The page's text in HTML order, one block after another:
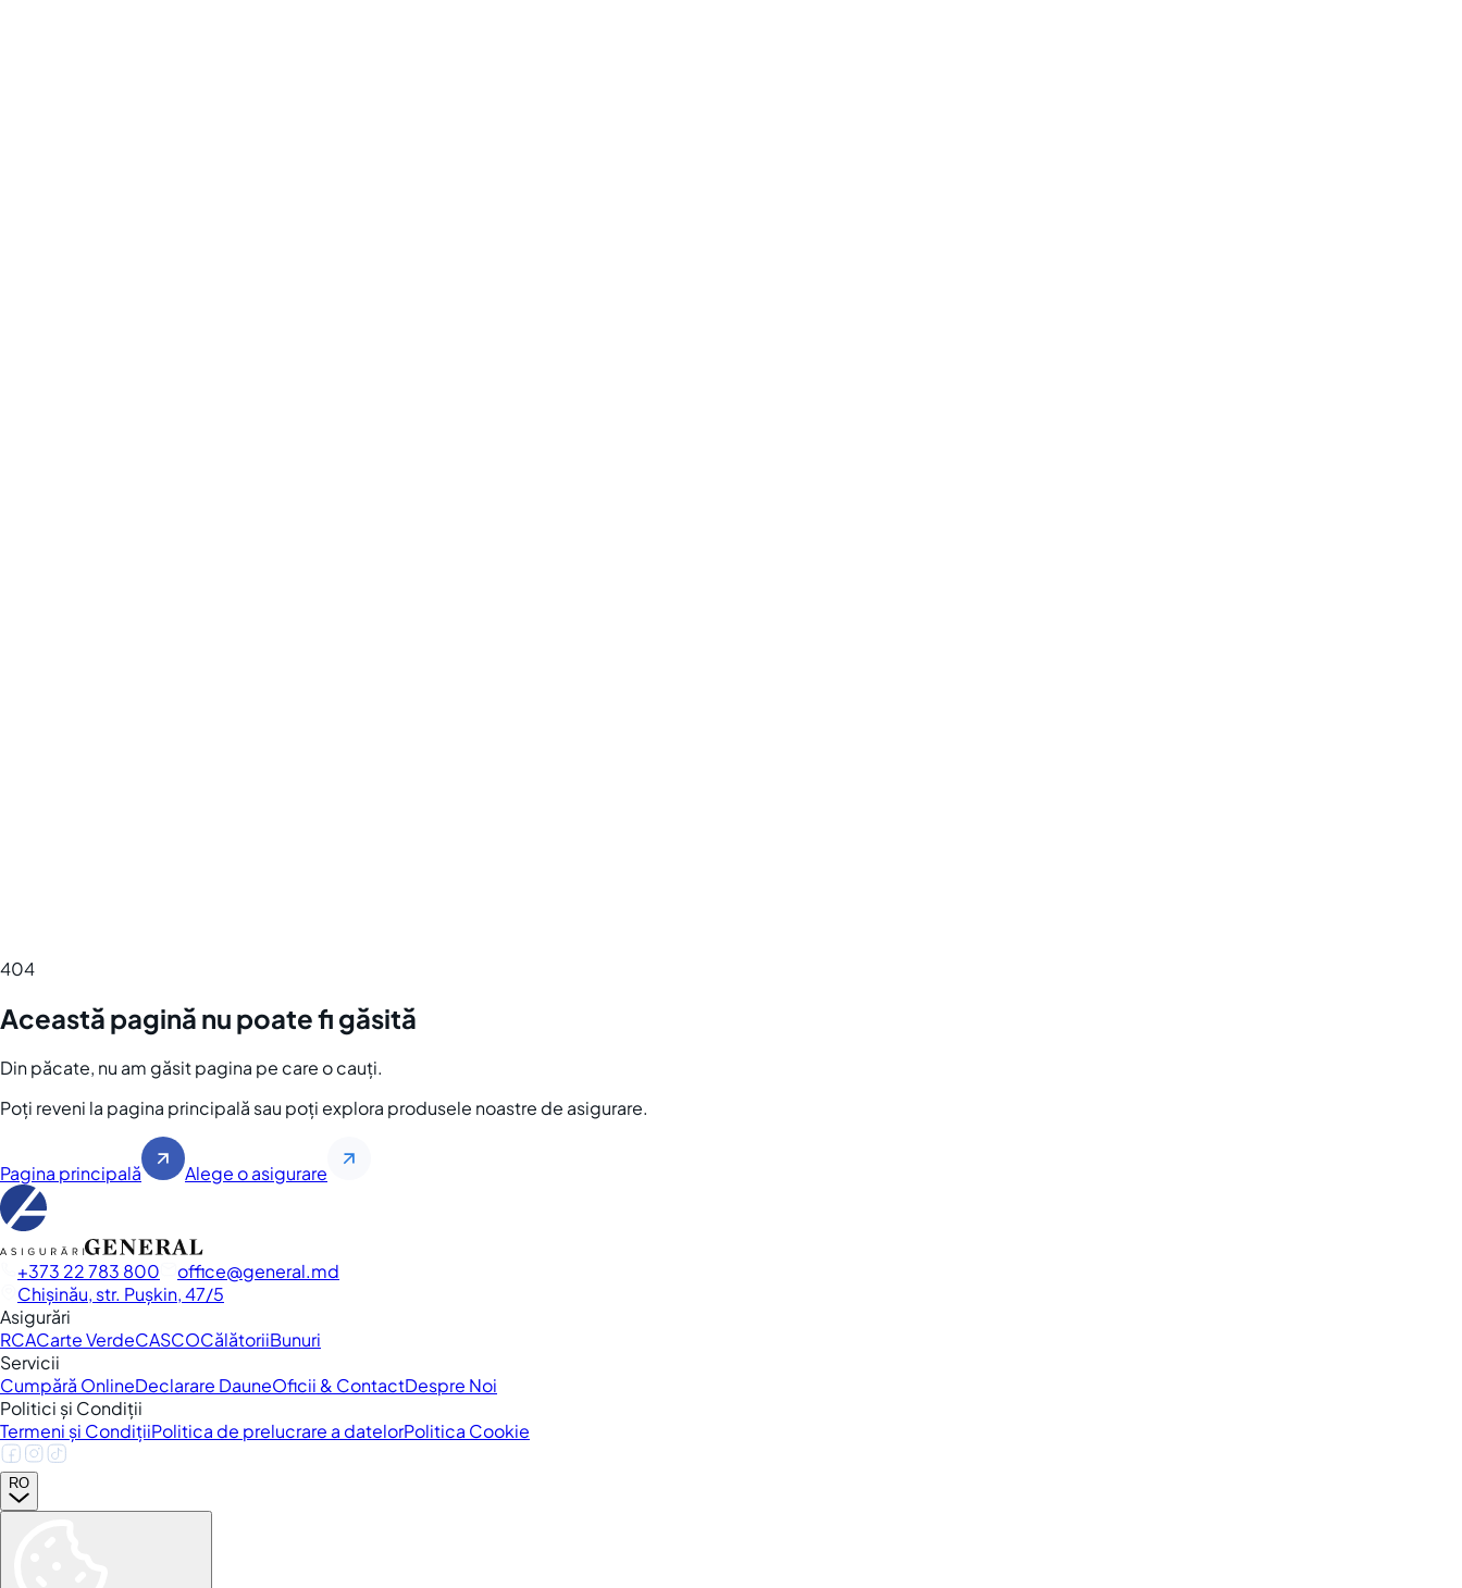
404
Această pagină nu poate fi găsită
Din păcate, nu am găsit pagina pe care o cauți.
Poți reveni la pagina principală sau poți explora produsele noastre de asigurare.
Pagina principală Alege o asigurare
+373 22 783 800 office
general.md
Chișinău, str. Pușkin, 47/5
Asigurări
RCACarte VerdeCASCOCălătoriiBunuri
Servicii
Cumpără OnlineDeclarare DauneOficii & ContactDespre Noi
Politici și Condiții
Termeni și CondițiiPolitica de prelucrare a datelorPolitica Cookie
RO